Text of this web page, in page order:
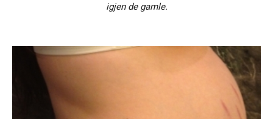
igjen de gamle.